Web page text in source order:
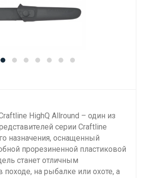
HighQ Allround – один из
серии Craftline
назначения, оснащенный
прорезиненной пластиковой
станет отличным
на рыбалке или охоте, а